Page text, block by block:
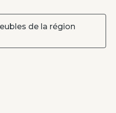
de la région